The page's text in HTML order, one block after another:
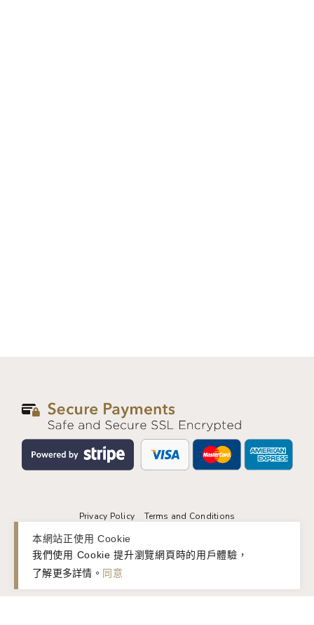
Privacy Policy Terms and Conditions
© 2026 basic&. All rights reserved.
本網站正使用 Cookie
我們使用 Cookie 提升瀏覽網頁時的用戶體驗，
了解更多詳情 。 同意